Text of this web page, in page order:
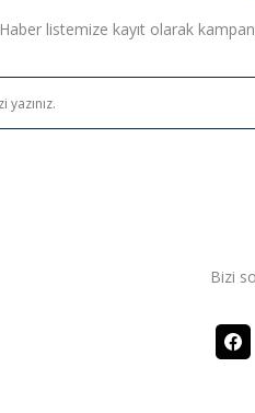
Haber listemize kayıt olarak
Bizi